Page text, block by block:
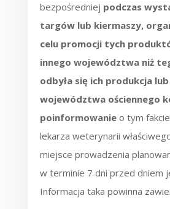
bezpośredniej podczas
targów lub kiermaszy,
celu promocji tych
innego województwa niż
odbyła się ich produkcja lub
województwa ościennego
poinformowanieo tym
lekarza weterynarii
miejsce prowadzenia
w terminie 7 dni przed dniem
Informacja taka powinna